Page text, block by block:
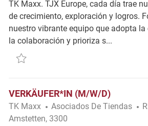
TK Maxx. TJX Europe, cada día trae
de crecimiento, exploración y logros.
nuestro vibrante equipo que adopta
la colaboración y prioriza s...
Salvar Verkäufer*in (m/w/d)
VERKÄUFER*IN (M/W/D)
TK Maxx Categoría
Asociados De Tiendas
Amstetten, 3300